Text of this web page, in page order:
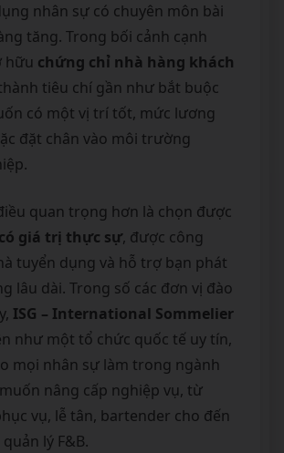
nhân sự có chuyên môn bài
tăng. Trong bối cảnh cạnh
hữu chứng chỉ nhà hàng khách
tiêu chí gần như bắt buộc
có một vị trí tốt, mức lương
đặt chân vào môi trường
quan trọng hơn là chọn được
giá trị thực sự, được công
tuyển dụng và hỗ trợ bạn phát
lâu dài. Trong số các đơn vị đào
ISG – International Sommelier
như một tổ chức quốc tế uy tín,
mọi nhân sự làm trong ngành
nâng cấp nghiệp vụ, từ
vụ, lễ tân, bartender cho đến
lý F&B.